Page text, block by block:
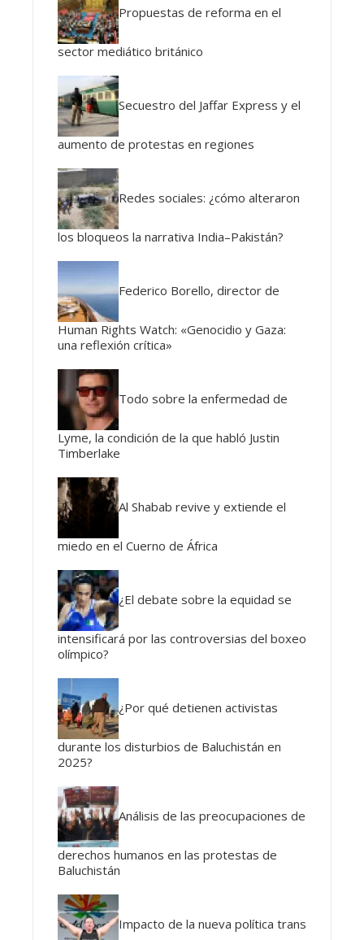
Propuestas de reforma en el
sector mediático británico
Secuestro del Jaffar Express y el
aumento de protestas en regiones
Redes sociales: ¿cómo alteraron
los bloqueos la narrativa India–Pakistán?
Federico Borello, director de
Human Rights Watch: «Genocidio y Gaza:
una reflexión crítica»
Todo sobre la enfermedad de
Lyme, la condición de la que habló Justin
Timberlake
Al Shabab revive y extiende el
miedo en el Cuerno de África
¿El debate sobre la equidad se
intensificará por las controversias del boxeo
olímpico?
¿Por qué detienen activistas
durante los disturbios de Baluchistán en
2025?
Análisis de las preocupaciones de
derechos humanos en las protestas de
Baluchistán
Impacto de la nueva política trans